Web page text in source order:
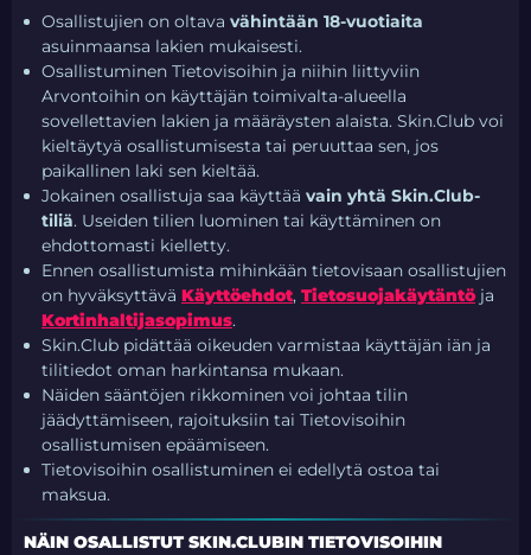
Osallistujien on oltava vähintään 18-vuotiaita
asuinmaansa lakien mukaisesti.
Osallistuminen Tietovisoihin ja niihin liittyviin
Arvontoihin on käyttäjän toimivalta-alueella
sovellettavien lakien ja määräysten alaista. Skin.Club voi
kieltäytyä osallistumisesta tai peruuttaa sen, jos
paikallinen laki sen kieltää.
Jokainen osallistuja saa käyttää vain yhtä Skin.Club-
tiliä. Useiden tilien luominen tai käyttäminen on
ehdottomasti kielletty.
Ennen osallistumista mihinkään tietovisaan osallistujien
on hyväksyttävä Käyttöehdot, Tietosuojakäytäntöja
Kortinhaltijasopimus.
Skin.Club pidättää oikeuden varmistaa käyttäjän iän ja
tilitiedot oman harkintansa mukaan.
Näiden sääntöjen rikkominen voi johtaa tilin
jäädyttämiseen, rajoituksiin tai Tietovisoihin
osallistumisen epäämiseen.
Tietovisoihin osallistuminen ei edellytä ostoa tai
maksua.
NÄIN OSALLISTUT SKIN.CLUBIN TIETOVISOIHIN